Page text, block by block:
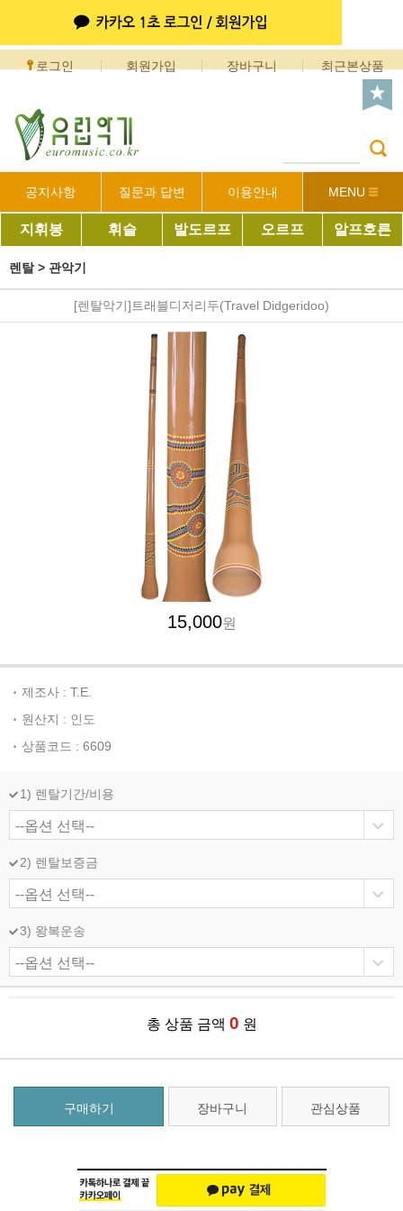
로그인 회원가입 장바구니 최근본상품
공지사항 질문과 답변 이용안내 MENU
지휘봉 휘슬 발도르프 오르프 알프호른
렌탈> 관악기
[렌탈악기]트래블디저리두(Travel Didgeridoo)
15,000원
제조사 : T.E.
원산지 : 인도
상품코드 : 6609
1) 렌탈기간/비용
2) 렌탈보증금
3) 왕복운송
총 상품 금액 0 원
구매하기 장바구니 관심상품